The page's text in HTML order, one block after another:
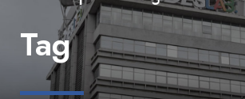
Tag